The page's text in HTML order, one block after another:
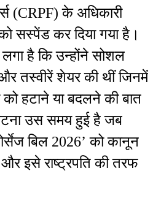
(CRPF) के अधिकारी
सस्पेंड कर दिया गया है।
है कि उन्होंने सोशल
और तस्वीरें शेयर की थीं जिनमें
हटाने या बदलने की बात
उस समय हुई है जब
बिल 2026’ को कानून
इसे राष्ट्रपति की तरफ